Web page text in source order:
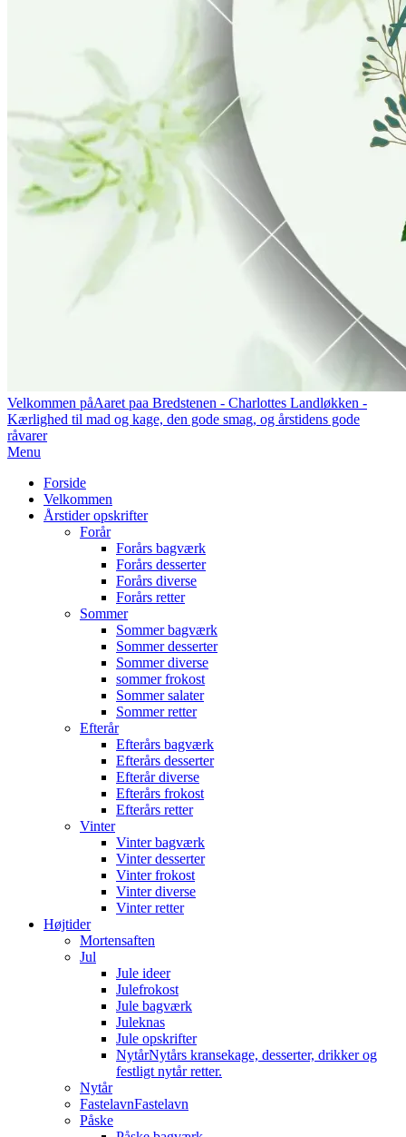
Velkommen påAaret paa Bredstenen - Charlottes Landløkken -
Kærlighed til mad og kage, den gode smag, og årstidens gode
råvarer
Primary
Menu
Menu
Forside
Velkommen
Årstider opskrifter
Forår
Forårs bagværk
Forårs desserter
Forårs diverse
Forårs retter
Sommer
Sommer bagværk
Sommer desserter
Sommer diverse
sommer frokost
Sommer salater
Sommer retter
Efterår
Efterårs bagværk
Efterårs desserter
Efterår diverse
Efterårs frokost
Efterårs retter
Vinter
Vinter bagværk
Vinter desserter
Vinter frokost
Vinter diverse
Vinter retter
Højtider
Mortensaften
Jul
Jule ideer
Julefrokost
Jule bagværk
Juleknas
Jule opskrifter
NytårNytårs kransekage, desserter, drikker og
festligt nytår retter.
Nytår
FastelavnFastelavn
Påske